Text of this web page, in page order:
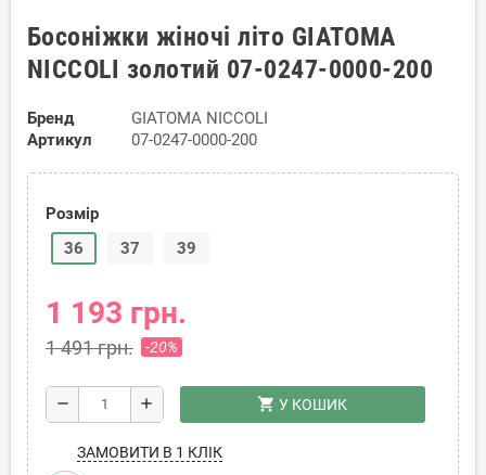
Босоніжки жіночі літо GIATOMA
NICCOLI золотий 07-0247-0000-200
Бренд
GIATOMA NICCOLI
Артикул
07-0247-0000-200
Розмір
36
37 39
1 193 грн.
1 491 грн. -20%
remove add shopping_cart У КОШИК
ЗАМОВИТИ В 1 КЛІК